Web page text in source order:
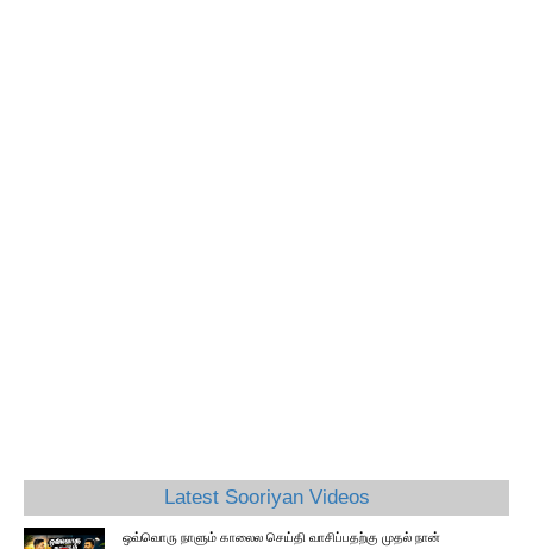
Latest Sooriyan Videos
ஒவ்வொரு நாளும் காலைல செய்தி வாசிப்பதற்கு முதல் நான்